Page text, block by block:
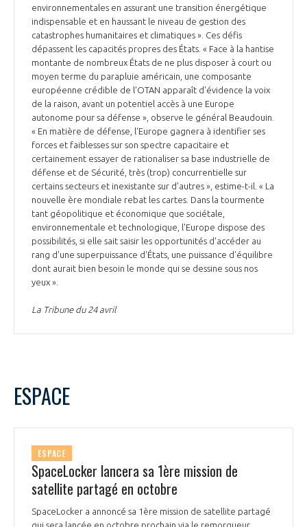
environnementales en assurant une transition énergétique
indispensable et en haussant le niveau de gestion des
catastrophes humanitaires et climatiques ». Ces défis
dépassent les capacités propres des États. « Face à la hantise
montante de nombreux États de ne plus disposer à court ou
moyen terme du parapluie américain, une composante
européenne crédible de l'OTAN apparaît d'évidence la voix
de la raison, avant un potentiel accès à une Europe
autonome pour sa défense », observe le général Beaudouin.
« En matière de défense, l'Europe gagnera à identifier ses
forces et faiblesses sur son spectre capacitaire et
certainement essayer de rationaliser sa base industrielle de
défense et de Sécurité, très (trop) concurrentielle sur
certains secteurs et inexistante sur d'autres », estime-t-il. « La
nouvelle ère mondiale rebat les cartes. Dans la tourmente
tant géopolitique et économique que sociétale,
environnementale et technologique, l'Europe dispose des
possibilités, si elle sait saisir les opportunités d'accéder au
rang d'une superpuissance d'États, une puissance d'équilibre
dont aurait bien besoin le monde qui se dessine sous nos
yeux ».
La Tribune du 24 avril
ESPACE
ESPACE
SpaceLocker lancera sa 1ère mission de
satellite partagé en octobre
SpaceLocker a annoncé sa 1ère mission de satellite partagé
qui sera lancée en octobre prochain via le remorqueur